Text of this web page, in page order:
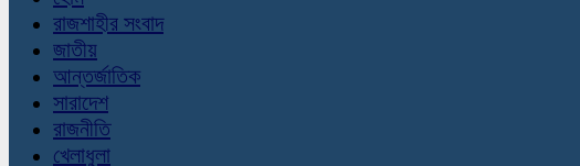
রাজশাহীর সংবাদ
জাতীয়
আন্তর্জাতিক
সারাদেশ
রাজনীতি
খেলাধুলা